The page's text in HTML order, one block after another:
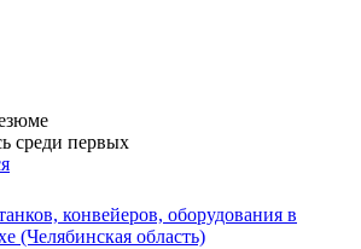
среди первых
конвейеров, оборудования в
(Челябинская область)